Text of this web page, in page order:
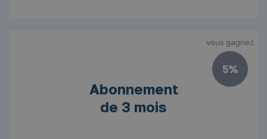
vous gagnez
5%
Abonnement
de 3 mois